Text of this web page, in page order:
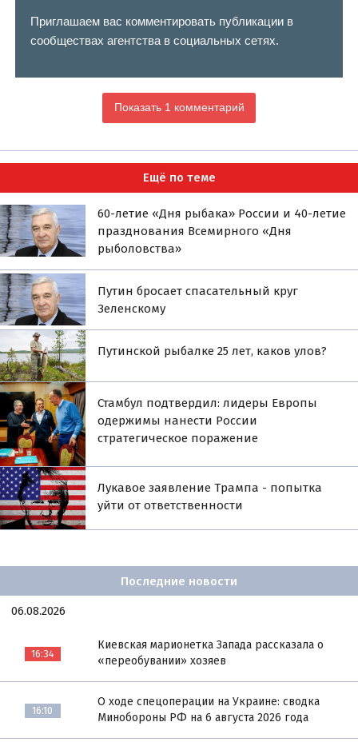
Приглашаем вас комментировать публикации в
сообществах агентства в социальных сетях.
Показать 1 комментарий
Ещё по теме
60-летие «Дня рыбака» России и 40-летие
празднования Всемирного «Дня
рыболовства»
Путин бросает спасательный круг
Зеленскому
Путинской рыбалке 25 лет, каков улов?
Стамбул подтвердил: лидеры Европы
одержимы нанести России
стратегическое поражение
Лукавое заявление Трампа - попытка
уйти от ответственности
Последние новости
06.08.2026
16:34
Киевская марионетка Запада рассказала о
«переобувании» хозяев
16:10
О ходе спецоперации на Украине: сводка
Минобороны РФ на 6 августа 2026 года